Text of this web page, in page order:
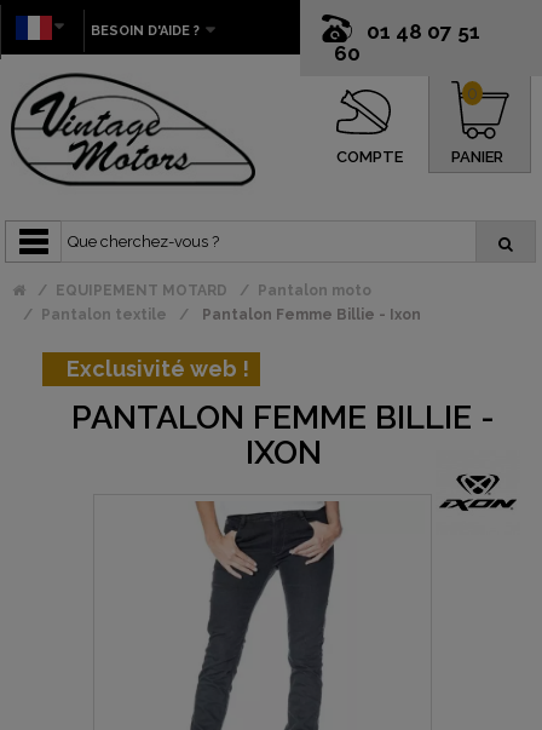
01 48 07 51
60
BESOIN D'AIDE ?
COMPTE PANIER
0
EQUIPEMENT MOTARD
Pantalon moto
Pantalon textile
Pantalon Femme Billie - Ixon
Exclusivité web !
PANTALON FEMME BILLIE -
IXON